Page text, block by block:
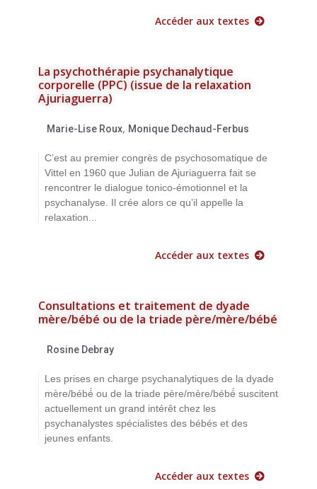
Accéder aux textes
La psychothérapie psychanalytique
corporelle (PPC) (issue de la relaxation
Ajuriaguerra)
Marie-Lise Roux, Monique Dechaud-Ferbus
C’est au premier congrès de psychosomatique de
Vittel en 1960 que Julian de Ajuriaguerra fait se
rencontrer le dialogue tonico-émotionnel et la
psychanalyse. Il crée alors ce qu’il appelle la
relaxation...
Accéder aux textes
Consultations et traitement de dyade
mère/bébé ou de la triade père/mère/bébé
Rosine Debray
Les prises en charge psychanalytiques de la dyade
mère/bébé́ ou de la triade père/mère/bébé́ suscitent
actuellement un grand intérêt chez les
psychanalystes spécialistes des bébés et des
jeunes enfants.
Accéder aux textes